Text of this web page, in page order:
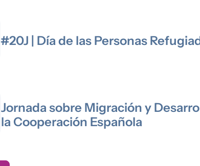
#20J | Día de las Personas
Jornada sobre Migración y
la Cooperación Española